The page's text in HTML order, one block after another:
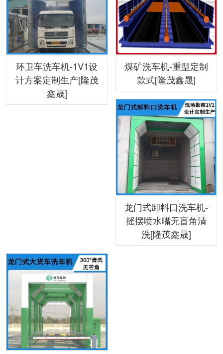
环卫车洗车机-1V1设
计方案定制生产[隆茂
鑫晟]
煤矿洗车机-重型定制
款式[隆茂鑫晟]
龙门式卸料口洗车机-
摇摆喷水嘴无盲角清
洗[隆茂鑫晟]